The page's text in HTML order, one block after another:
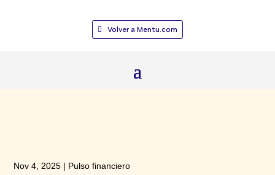
Volver a Mentu.com
Nov 4, 2025 | Pulso financiero